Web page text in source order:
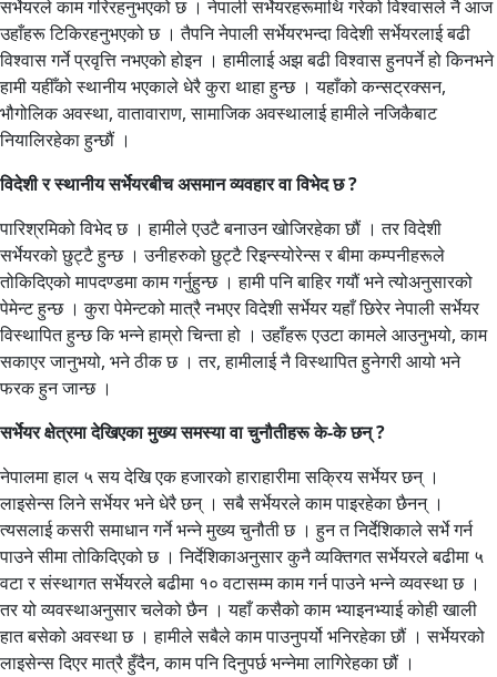
सर्भेयरले काम गरिरहनुभएको छ । नेपाली सर्भेयरहरूमाथि गरेको विश्वासले नै आज
उहाँहरू टिकिरहनुभएको छ । तैपनि नेपाली सर्भेयरभन्दा विदेशी सर्भेयरलाई बढी
विश्वास गर्ने प्रवृत्ति नभएको होइन । हामीलाई अझ बढी विश्वास हुनपर्ने हो किनभने
हामी यहीँको स्थानीय भएकाले धेरै कुरा थाहा हुन्छ । यहाँको कन्सट्रक्सन,
भौगोलिक अवस्था, वातावाराण, सामाजिक अवस्थालाई हामीले नजिकैबाट
नियालिरहेका हुन्छौं ।
विदेशी र स्थानीय सर्भेयरबीच असमान व्यवहार वा विभेद छ ?
पारिश्रमिको विभेद छ । हामीले एउटै बनाउन खोजिरहेका छौं । तर विदेशी
सर्भेयरको छुट्टै हुन्छ । उनीहरुको छुट्टै रिइन्स्योरेन्स र बीमा कम्पनीहरूले
तोकिदिएको मापदण्डमा काम गर्नुहुन्छ । हामी पनि बाहिर गयौं भने त्योअनुसारको
पेमेन्ट हुन्छ । कुरा पेमेन्टको मात्रै नभएर विदेशी सर्भेयर यहाँ छिरेर नेपाली सर्भेयर
विस्थापित हुन्छ कि भन्ने हाम्रो चिन्ता हो । उहाँहरू एउटा कामले आउनुभयो, काम
सकाएर जानुभयो, भने ठीक छ । तर, हामीलाई नै विस्थापित हुनेगरी आयो भने
फरक हुन जान्छ ।
सर्भेयर क्षेत्रमा देखिएका मुख्य समस्या वा चुनौतीहरू के-के छन् ?
नेपालमा हाल ५ सय देखि एक हजारको हाराहारीमा सक्रिय सर्भेयर छन् ।
लाइसेन्स लिने सर्भेयर भने धेरै छन् । सबै सर्भेयरले काम पाइरहेका छैनन् ।
त्यसलाई कसरी समाधान गर्ने भन्ने मुख्य चुनौती छ । हुन त निर्देशिकाले सर्भे गर्न
पाउने सीमा तोकिदिएको छ । निर्देशिकाअनुसार कुनै व्यक्तिगत सर्भेयरले बढीमा ५
वटा र संस्थागत सर्भेयरले बढीमा १० वटासम्म काम गर्न पाउने भन्ने व्यवस्था छ ।
तर यो व्यवस्थाअनुसार चलेको छैन । यहाँ कसैको काम भ्याइनभ्याई कोही खाली
हात बसेको अवस्था छ । हामीले सबैले काम पाउनुपर्यो भनिरहेका छौं । सर्भेयरको
लाइसेन्स दिएर मात्रै हुँदैन, काम पनि दिनुपर्छ भन्नेमा लागिरेहका छौं ।